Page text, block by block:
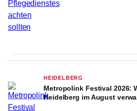
HEIDELBERG
Metropolink Festival 2026:
Heidelberg im August